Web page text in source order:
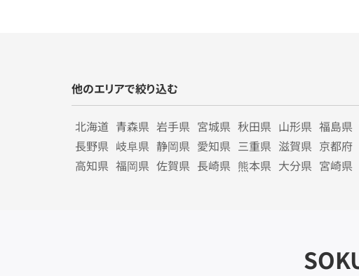
他のエリアで絞り込む
北海道 青森県 岩手県 宮城県 秋田県 山形県 福島県
長野県 岐阜県 静岡県 愛知県 三重県 滋賀県 京都府
高知県 福岡県 佐賀県 長崎県 熊本県 大分県 宮崎県